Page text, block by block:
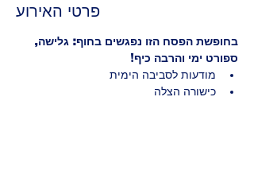
פרטי האירוע
בחופשת הפסח הזו נפגשים בחוף: גלישה,
ספורט ימי והרבה כיף!
מודעות לסביבה הימית
כישורה הצלה